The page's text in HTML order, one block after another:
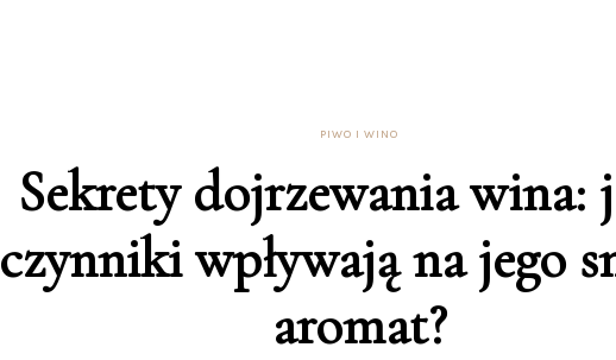
PIWO I WINO
Sekrety dojrzewania wina:
czynniki wpływają na jego
aromat?